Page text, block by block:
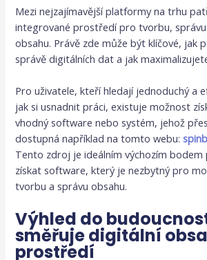
Mezi nejzajímavější platformy na trhu
integrované prostředí pro tvorbu,
obsahu. Právě zde může být klíčové, jak
správě digitálních dat a jak
Pro uživatele, kteří hledají jednoduchý a
jak si usnadnit práci, existuje možnost
vhodný software nebo systém, jehož
dostupná například na tomto webu:
Tento zdroj je ideálním výchozím
získat software, který je nezbytný pro
tvorbu a správu obsahu.
Výhled do
směřuje digitální
prostředí